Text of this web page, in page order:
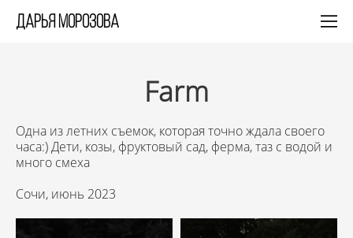
Дарья Морозова
Farm
Одна из летних съемок, которая точно ждала своего
часа:) Дети, козы, фруктовый сад, ферма, таз с водой и
много смеха
Сочи, июнь 2023